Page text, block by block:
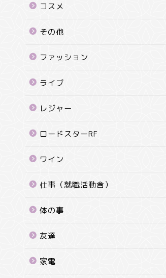
コスメ
その他
ファッション
ライブ
レジャー
ロードスターRF
ワイン
仕事（就職活動含）
体の事
友達
家電